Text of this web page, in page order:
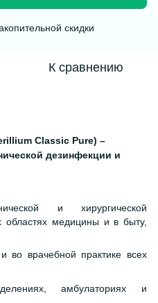
скидки
К сравнению
Classic Pure) –
дезинфекции и
и хирургической
областях медицины и в быту,
во врачебной практике всех
амбулаториях и